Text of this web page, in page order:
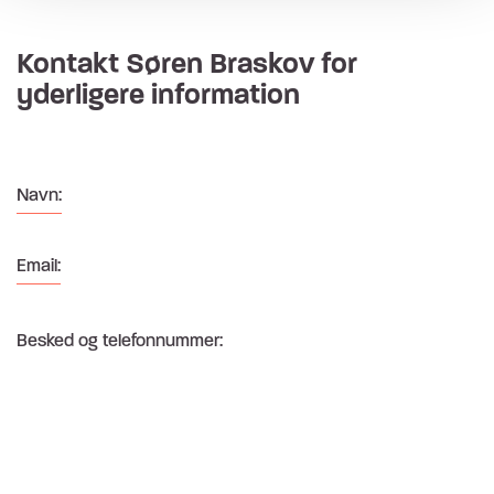
Kontakt Søren Braskov for
yderligere information
Navn:
Email:
Besked og telefonnummer: